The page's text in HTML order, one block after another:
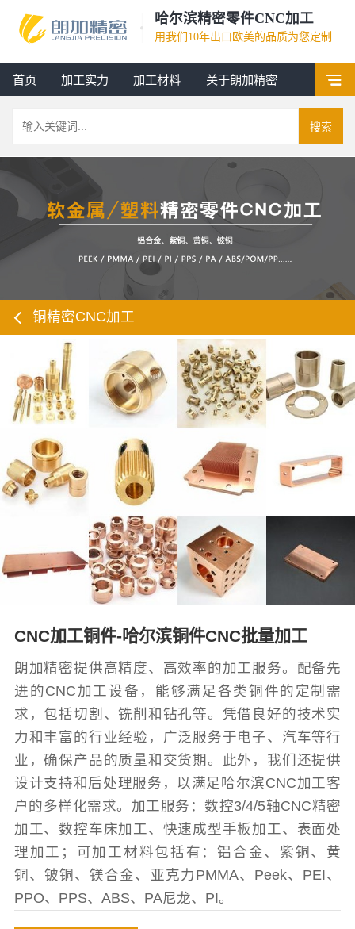
哈尔滨精密零件CNC加工
用我们10年出口欧美的品质为您定制
首页 加工实力 加工材料 关于朗加精密
搜索
铜精密CNC加工
CNC加工铜件-哈尔滨铜件CNC批量加工
朗加精密提供高精度、高效率的加工服务。配备先
进的CNC加工设备，能够满足各类铜件的定制需
求，包括切割、铣削和钻孔等。凭借良好的技术实
力和丰富的行业经验，广泛服务于电子、汽车等行
业，确保产品的质量和交货期。此外，我们还提供
设计支持和后处理服务，以满足哈尔滨CNC加工客
户的多样化需求。加工服务：数控3/4/5轴CNC精密
加工、数控车床加工、快速成型手板加工、表面处
理加工；可加工材料包括有：铝合金、紫铜、黄
铜、铍铜、镁合金、亚克力PMMA、Peek、PEI、
PPO、PPS、ABS、PA尼龙、PI。